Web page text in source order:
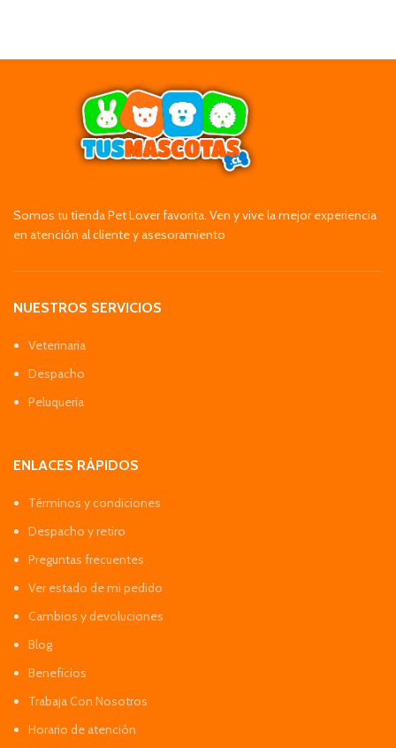
Somos tu tienda Pet Lover favorita. Ven y vive la mejor experiencia
en atención al cliente y asesoramiento
NUESTROS SERVICIOS
Veterinaria
Despacho
Peluquería
ENLACES RÁPIDOS
Términos y condiciones
Despacho y retiro
Preguntas frecuentes
Ver estado de mi pedido
Cambios y devoluciones
Blog
Beneficios
Trabaja Con Nosotros
Horario de atención